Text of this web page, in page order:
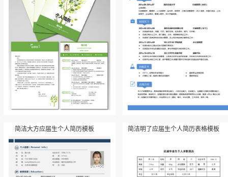
简洁大方应届生个人简历模板 简洁明了应届生个人简历表格模板